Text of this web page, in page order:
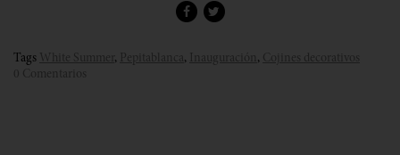
Tags White Summer , Pepitablanca, Inauguración , Cojines decorativos
0 Comentarios